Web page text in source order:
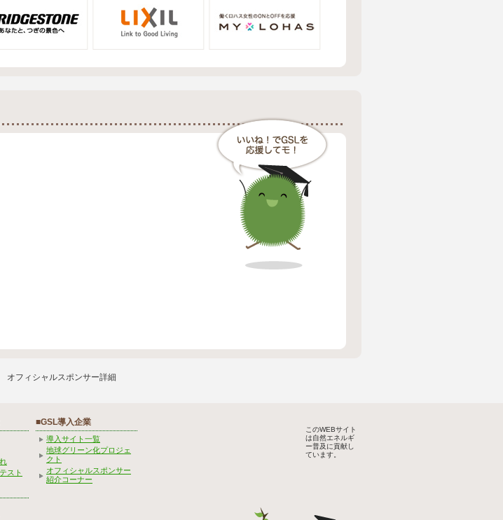
オフィシャルスポンサー詳細
スト
■GSL導入企業
導入サイト一覧
地球グリーン化プロジェ
クト
オフィシャルスポンサー
紹介コーナー
このWEBサイト
は自然エネルギ
ー普及に貢献し
ています。